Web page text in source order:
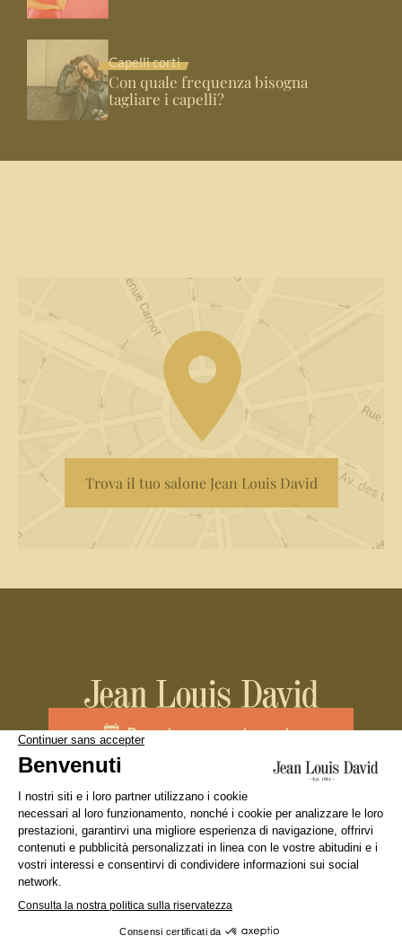
Capelli corti
Con quale frequenza bisogna
tagliare i capelli?
Trova il tuo salone Jean Louis David
Prenota un appuntamento
La nostra marca Cercare un salone Diciture Legali